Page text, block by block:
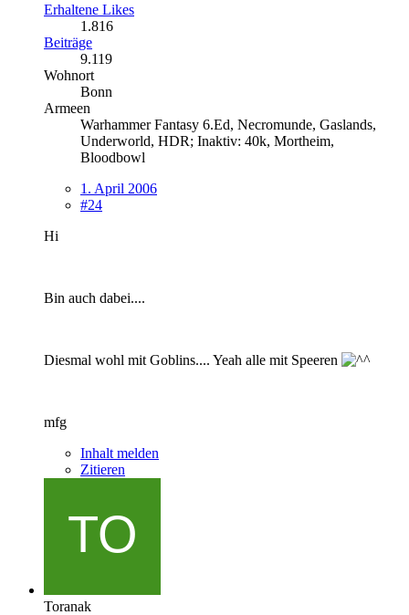
Erhaltene Likes
1.816
Beiträge
9.119
Wohnort
Bonn
Armeen
Warhammer Fantasy 6.Ed, Necromunde, Gaslands,
Underworld, HDR; Inaktiv: 40k, Mortheim,
Bloodbowl
1. April 2006
#24
Hi
Bin auch dabei....
Diesmal wohl mit Goblins.... Yeah alle mit Speeren
mfg
Inhalt melden
Zitieren
Toranak